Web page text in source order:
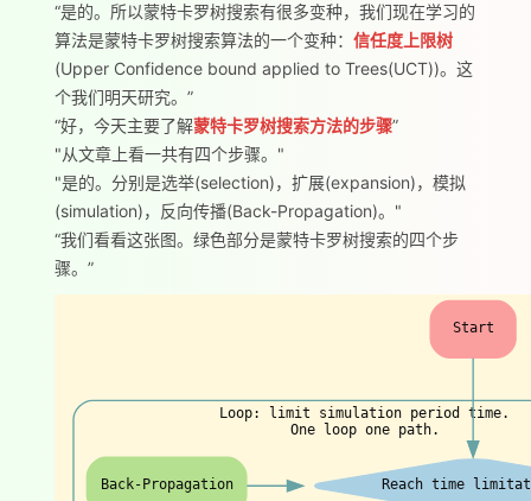
“是的。所以蒙特卡罗树搜索有很多变种，我们现在学习的
算法是蒙特卡罗树搜索算法的一个变种： 信任度上限树
(Upper Confidence bound applied to Trees(UCT))。这
个我们明天研究。”
“好，今天主要了解蒙特卡罗树搜索方法的步骤”
"从文章上看一共有四个步骤。"
"是的。分别是选举(selection)，扩展(expansion)，模拟
(simulation)，反向传播(Back-Propagation)。"
“我们看看这张图。绿色部分是蒙特卡罗树搜索的四个步
骤。”
Loop: limit simulation period time.
One loop one path.
Start
Reach time
Back-Propagation